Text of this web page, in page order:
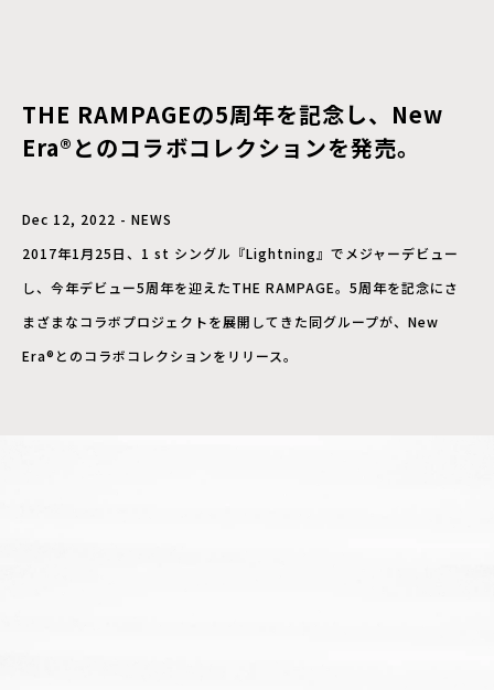
THE RAMPAGEの5周年を記念し、New
Era®とのコラボコレクションを発売。
Dec 12, 2022 - NEWS
2017年1月25日、1 st シングル『Lightning』でメジャーデビュー
し、今年デビュー5周年を迎えたTHE RAMPAGE。5周年を記念にさ
まざまなコラボプロジェクトを展開してきた同グループが、New
Era®とのコラボコレクションをリリース。